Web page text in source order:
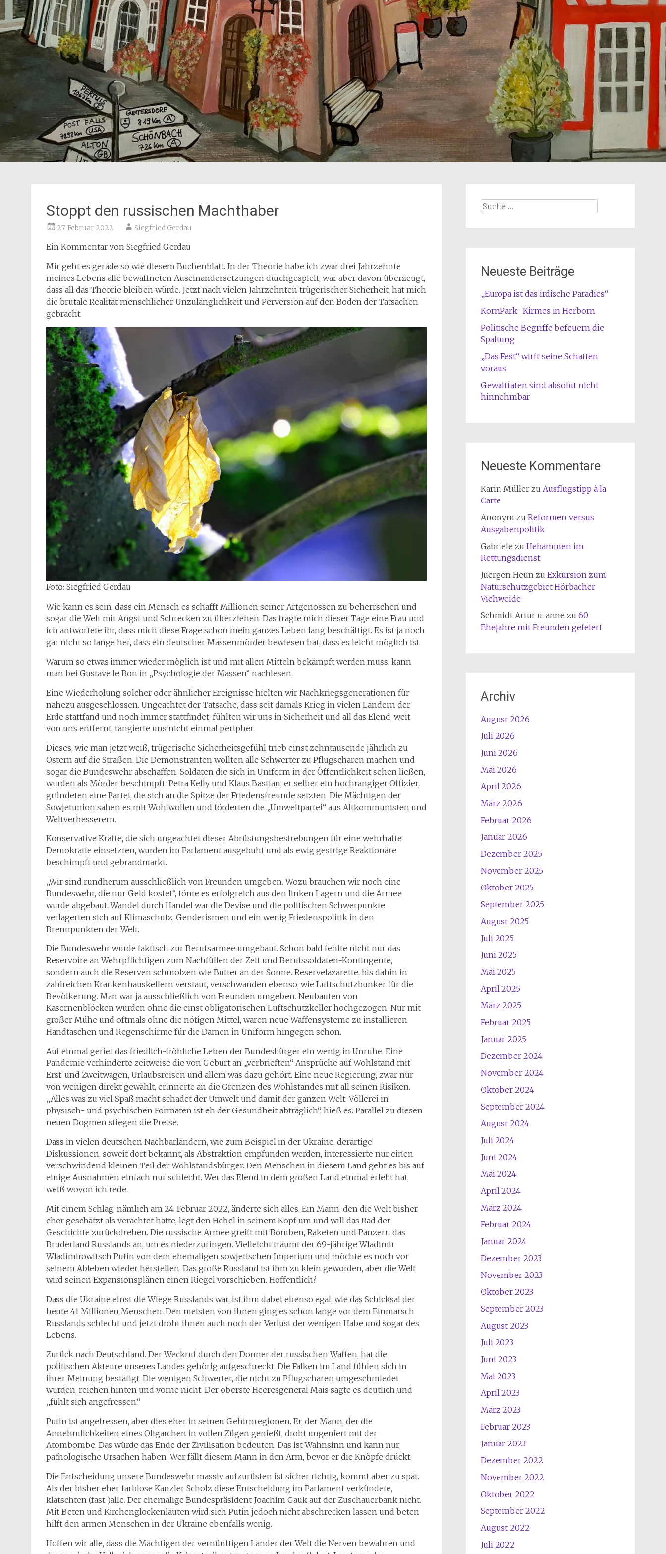
Stoppt den russischen Machthaber
27. Februar 2022 Siegfried Gerdau
Ein Kommentar von Siegfried Gerdau
Mir geht es gerade so wie diesem Buchenblatt. In der Theorie habe ich zwar drei Jahrzehnte
meines Lebens alle bewaffneten Auseinandersetzungen durchgespielt, war aber davon überzeugt,
dass all das Theorie bleiben würde. Jetzt nach vielen Jahrzehnten trügerischer Sicherheit, hat mich
die brutale Realität menschlicher Unzulänglichkeit und Perversion auf den Boden der Tatsachen
gebracht.
Foto: Siegfried Gerdau
Wie kann es sein, dass ein Mensch es schafft Millionen seiner Artgenossen zu beherrschen und
sogar die Welt mit Angst und Schrecken zu überziehen. Das fragte mich dieser Tage eine Frau und
ich antwortete ihr, dass mich diese Frage schon mein ganzes Leben lang beschäftigt. Es ist ja noch
gar nicht so lange her, dass ein deutscher Massenmörder bewiesen hat, dass es leicht möglich ist.
Warum so etwas immer wieder möglich ist und mit allen Mitteln bekämpft werden muss, kann
man bei Gustave le Bon in „Psychologie der Massen“ nachlesen.
Eine Wiederholung solcher oder ähnlicher Ereignisse hielten wir Nachkriegsgenerationen für
nahezu ausgeschlossen. Ungeachtet der Tatsache, dass seit damals Krieg in vielen Ländern der
Erde stattfand und noch immer stattfindet, fühlten wir uns in Sicherheit und all das Elend, weit
von uns entfernt, tangierte uns nicht einmal peripher.
Dieses, wie man jetzt weiß, trügerische Sicherheitsgefühl trieb einst zehntausende jährlich zu
Ostern auf die Straßen. Die Demonstranten wollten alle Schwerter zu Pflugscharen machen und
sogar die Bundeswehr abschaffen. Soldaten die sich in Uniform in der Öffentlichkeit sehen ließen,
wurden als Mörder beschimpft. Petra Kelly und Klaus Bastian, er selber ein hochrangiger Offizier,
gründeten eine Partei, die sich an die Spitze der Friedensfreunde setzten. Die Mächtigen der
Sowjetunion sahen es mit Wohlwollen und förderten die „Umweltpartei“ aus Altkommunisten und
Weltverbesserern.
Konservative Kräfte, die sich ungeachtet dieser Abrüstungsbestrebungen für eine wehrhafte
Demokratie einsetzten, wurden im Parlament ausgebuht und als ewig gestrige Reaktionäre
beschimpft und gebrandmarkt.
„Wir sind rundherum ausschließlich von Freunden umgeben. Wozu brauchen wir noch eine
Bundeswehr, die nur Geld kostet“, tönte es erfolgreich aus den linken Lagern und die Armee
wurde abgebaut. Wandel durch Handel war die Devise und die politischen Schwerpunkte
verlagerten sich auf Klimaschutz, Genderismen und ein wenig Friedenspolitik in den
Brennpunkten der Welt.
Die Bundeswehr wurde faktisch zur Berufsarmee umgebaut. Schon bald fehlte nicht nur das
Reservoire an Wehrpflichtigen zum Nachfüllen der Zeit und Berufssoldaten-Kontingente,
sondern auch die Reserven schmolzen wie Butter an der Sonne. Reservelazarette, bis dahin in
zahlreichen Krankenhauskellern verstaut, verschwanden ebenso, wie Luftschutzbunker für die
Bevölkerung. Man war ja ausschließlich von Freunden umgeben. Neubauten von
Kasernenblöcken wurden ohne die einst obligatorischen Luftschutzkeller hochgezogen. Nur mit
großer Mühe und oftmals ohne die nötigen Mittel, waren neue Waffensysteme zu installieren.
Handtaschen und Regenschirme für die Damen in Uniform hingegen schon.
Auf einmal geriet das friedlich-fröhliche Leben der Bundesbürger ein wenig in Unruhe. Eine
Pandemie verhinderte zeitweise die von Geburt an „verbrieften“ Ansprüche auf Wohlstand mit
Erst-und Zweitwagen, Urlaubsreisen und allem was dazu gehört. Eine neue Regierung, zwar nur
von wenigen direkt gewählt, erinnerte an die Grenzen des Wohlstandes mit all seinen Risiken.
„Alles was zu viel Spaß macht schadet der Umwelt und damit der ganzen Welt. Völlerei in
physisch- und psychischen Formaten ist eh der Gesundheit abträglich“, hieß es. Parallel zu diesen
neuen Dogmen stiegen die Preise.
Dass in vielen deutschen Nachbarländern, wie zum Beispiel in der Ukraine, derartige
Diskussionen, soweit dort bekannt, als Abstraktion empfunden werden, interessierte nur einen
verschwindend kleinen Teil der Wohlstandsbürger. Den Menschen in diesem Land geht es bis auf
einige Ausnahmen einfach nur schlecht. Wer das Elend in dem großen Land einmal erlebt hat,
weiß wovon ich rede.
Mit einem Schlag, nämlich am 24. Februar 2022, änderte sich alles. Ein Mann, den die Welt bisher
eher geschätzt als verachtet hatte, legt den Hebel in seinem Kopf um und will das Rad der
Geschichte zurückdrehen. Die russische Armee greift mit Bomben, Raketen und Panzern das
Bruderland Russlands an, um es niederzuringen. Vielleicht träumt der 69-jährige Wladimir
Wladimirowitsch Putin von dem ehemaligen sowjetischen Imperium und möchte es noch vor
seinem Ableben wieder herstellen. Das große Russland ist ihm zu klein geworden, aber die Welt
wird seinen Expansionsplänen einen Riegel vorschieben. Hoffentlich?
Dass die Ukraine einst die Wiege Russlands war, ist ihm dabei ebenso egal, wie das Schicksal der
heute 41 Millionen Menschen. Den meisten von ihnen ging es schon lange vor dem Einmarsch
Russlands schlecht und jetzt droht ihnen auch noch der Verlust der wenigen Habe und sogar des
Lebens.
Zurück nach Deutschland. Der Weckruf durch den Donner der russischen Waffen, hat die
politischen Akteure unseres Landes gehörig aufgeschreckt. Die Falken im Land fühlen sich in
ihrer Meinung bestätigt. Die wenigen Schwerter, die nicht zu Pflugscharen umgeschmiedet
wurden, reichen hinten und vorne nicht. Der oberste Heeresgeneral Mais sagte es deutlich und
„fühlt sich angefressen.“
Putin ist angefressen, aber dies eher in seinen Gehirnregionen. Er, der Mann, der die
Annehmlichkeiten eines Oligarchen in vollen Zügen genießt, droht ungeniert mit der
Atombombe. Das würde das Ende der Zivilisation bedeuten. Das ist Wahnsinn und kann nur
pathologische Ursachen haben. Wer fällt diesem Mann in den Arm, bevor er die Knöpfe drückt.
Die Entscheidung unsere Bundeswehr massiv aufzurüsten ist sicher richtig, kommt aber zu spät.
Als der bisher eher farblose Kanzler Scholz diese Entscheidung im Parlament verkündete,
klatschten (fast )alle. Der ehemalige Bundespräsident Joachim Gauk auf der Zuschauerbank nicht.
Mit Beten und Kirchenglockenläuten wird sich Putin jedoch nicht abschrecken lassen und beten
hilft den armen Menschen in der Ukraine ebenfalls wenig.
Hoffen wir alle, dass die Mächtigen der vernünftigen Länder der Welt die Nerven bewahren und
Suche
Neueste Beiträge
„Europa ist das irdische Paradies“
KornPark- Kirmes in Herborn
Politische Begriffe befeuern die
Spaltung
„Das Fest“ wirft seine Schatten
voraus
Gewalttaten sind absolut nicht
hinnehmbar
Neueste Kommentare
Karin Müllerzu Ausflugstipp à la
Carte
Anonymzu Reformen versus
Ausgabenpolitik
Gabriele zu Hebammen im
Rettungsdienst
Juergen Heunzu Exkursion zum
Naturschutzgebiet Hörbacher
Viehweide
Schmidt Artur u. anne zu 60
Ehejahre mit Freunden gefeiert
Archiv
August 2026
Juli 2026
Juni 2026
Mai 2026
April 2026
März 2026
Februar 2026
Januar 2026
Dezember 2025
November 2025
Oktober 2025
September 2025
August 2025
Juli 2025
Juni 2025
Mai 2025
April 2025
März 2025
Februar 2025
Januar 2025
Dezember 2024
November 2024
Oktober 2024
September 2024
August 2024
Juli 2024
Juni 2024
Mai 2024
April 2024
März 2024
Februar 2024
Januar 2024
Dezember 2023
November 2023
Oktober 2023
September 2023
August 2023
Juli 2023
Juni 2023
Mai 2023
April 2023
März 2023
Februar 2023
Januar 2023
Dezember 2022
November 2022
Oktober 2022
September 2022
August 2022
Juli 2022